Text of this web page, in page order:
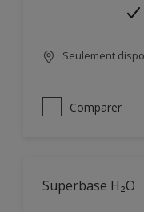
Seulement
Comparer
Superbase H₂O